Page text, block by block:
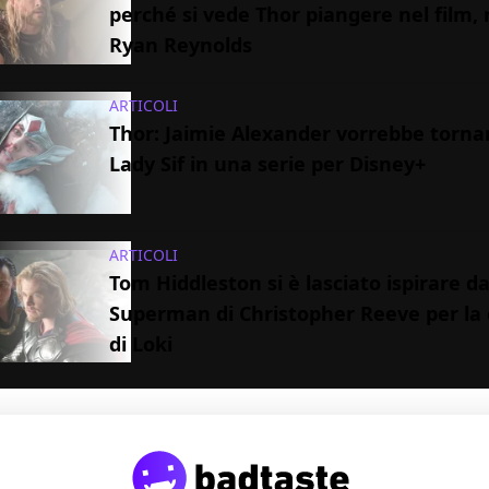
perché si vede Thor piangere nel film,
Ryan Reynolds
ARTICOLI
Thor: Jaimie Alexander vorrebbe
Lady Sif in una serie per Disney+
ARTICOLI
Tom Hiddleston si è lasciato ispirare
Superman di Christopher Reeve per la
di Loki